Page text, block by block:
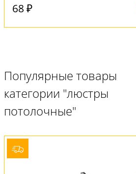
68 ₽
Популярные товары
категории "люстры
потолочные"